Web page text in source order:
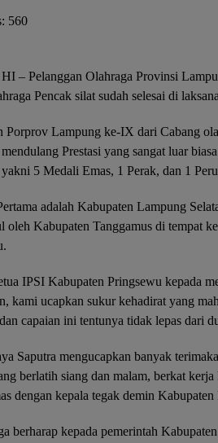
560
– Pelanggan Olahraga Provinsi
Pencak silat sudah selesai di
Porprov Lampung ke-IX dari Cabang
Prestasi yang sangat luar
5 Medali Emas, 1 Perak, dan 1
adalah Kabupaten Lampung
oleh Kabupaten Tanggamus di tempat
IPSI Kabupaten Pringsewu kepada
kami ucapkan sukur kehadirat yang
capaian ini tentunya tidak lepas dari
Saputra mengucapkan banyak
berlatih siang dan malam, berkat
dengan kepala tegak demin
berharap kepada pemerintah